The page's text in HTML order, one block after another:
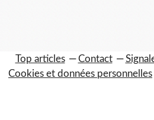
Top articles Contact
Cookies et données personnelles